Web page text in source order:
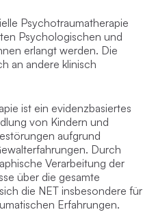
Psychotraumatherapie
Psychologischen und
erlangt werden. Die
an andere klinisch
ist ein evidenzbasiertes
von Kindern und
aufgrund
Durch
Verarbeitung der
über die gesamte
die NET insbesondere für
Erfahrungen.